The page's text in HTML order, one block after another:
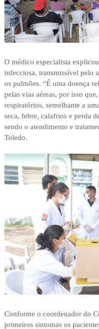
O médico especialista
infecciosa, transmissível pelo
os pulmões. “É uma doença
pelas vias aéreas, por isso
respiratórios, semelhante a
seca, febre, calafrios e perda
sendo o atendimento e
Toledo.
Conforme o coordenador do
primeiros sintomas os